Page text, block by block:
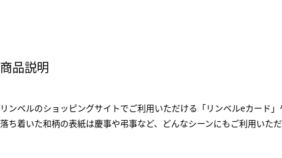
商品説明
リンベルのショッピングサイトでご利用いただける「リンベルeカード
落ち着いた和柄の表紙は慶事や弔事など、どんなシーンにもご利用いただ